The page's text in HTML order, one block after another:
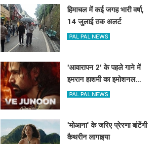
हिमाचल में कई जगह भारी वर्षा,
14 जुलाई तक अलर्ट
PAL PAL NEWS
'आवारापन 2' के पहले गाने में
इमरान हाशमी का इमोशनल
अवतार
PAL PAL NEWS
'मोआना' के जरिए प्रेरणा बांटेंगी
कैथरीन लागाइया